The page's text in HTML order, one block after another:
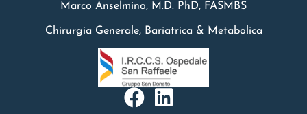
Marco Anselmino, M.D. PhD, FASMBS
Chirurgia Generale, Bariatrica & Metabolica